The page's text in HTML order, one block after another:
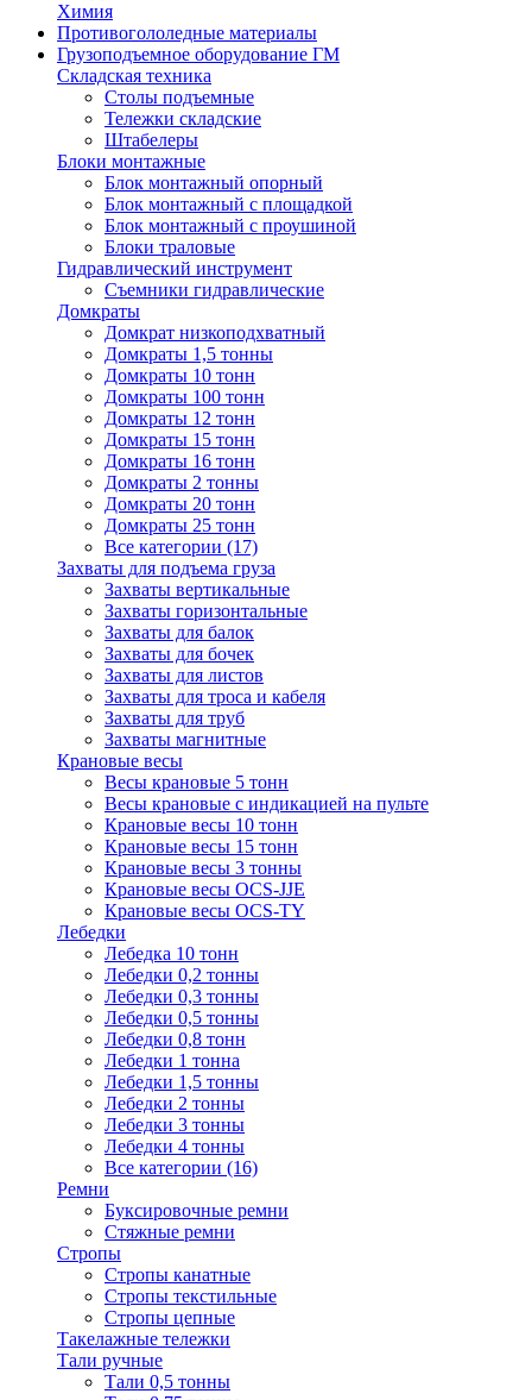
Химия
Противогололедные материалы
Грузоподъемное оборудование ГМ
Складская техника
Столы подъемные
Тележки складские
Штабелеры
Блоки монтажные
Блок монтажный опорный
Блок монтажный с площадкой
Блок монтажный с проушиной
Блоки траловые
Гидравлический инструмент
Съемники гидравлические
Домкраты
Домкрат низкоподхватный
Домкраты 1,5 тонны
Домкраты 10 тонн
Домкраты 100 тонн
Домкраты 12 тонн
Домкраты 15 тонн
Домкраты 16 тонн
Домкраты 2 тонны
Домкраты 20 тонн
Домкраты 25 тонн
Все категории (17)
Захваты для подъема груза
Захваты вертикальные
Захваты горизонтальные
Захваты для балок
Захваты для бочек
Захваты для листов
Захваты для троса и кабеля
Захваты для труб
Захваты магнитные
Крановые весы
Весы крановые 5 тонн
Весы крановые с индикацией на пульте
Крановые весы 10 тонн
Крановые весы 15 тонн
Крановые весы 3 тонны
Крановые весы OCS-JJE
Крановые весы OCS-TY
Лебедки
Лебедка 10 тонн
Лебедки 0,2 тонны
Лебедки 0,3 тонны
Лебедки 0,5 тонны
Лебедки 0,8 тонн
Лебедки 1 тонна
Лебедки 1,5 тонны
Лебедки 2 тонны
Лебедки 3 тонны
Лебедки 4 тонны
Все категории (16)
Ремни
Буксировочные ремни
Стяжные ремни
Стропы
Стропы канатные
Стропы текстильные
Стропы цепные
Такелажные тележки
Тали ручные
Тали 0,5 тонны